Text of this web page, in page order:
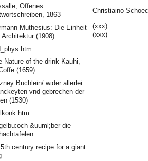
Christiaino
(xxx)
(xxx)
Offenes
1863
Muthesius: Die Einheit
Architektur (1908)
Nature of the drink Kauhi,
(1659)
Buchlein/ wider allerlei
vnd gebrechen der
(1530)
&uuml;ber die
century recipe for a giant